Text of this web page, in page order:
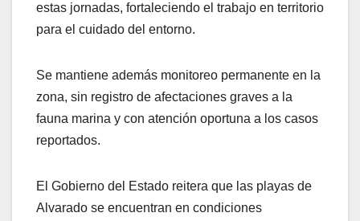
estas jornadas, fortaleciendo el trabajo en territorio
para el cuidado del entorno.
Se mantiene además monitoreo permanente en la
zona, sin registro de afectaciones graves a la
fauna marina y con atención oportuna a los casos
reportados.
El Gobierno del Estado reitera que las playas de
Alvarado se encuentran en condiciones